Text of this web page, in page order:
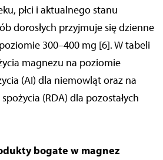
płci i aktualnego stanu
dorosłych przyjmuje się dzienne
300–400 mg [6]. W tabeli
magnezu na poziomie
(AI) dla niemowląt oraz na
(RDA) dla pozostałych
bogate w magnez